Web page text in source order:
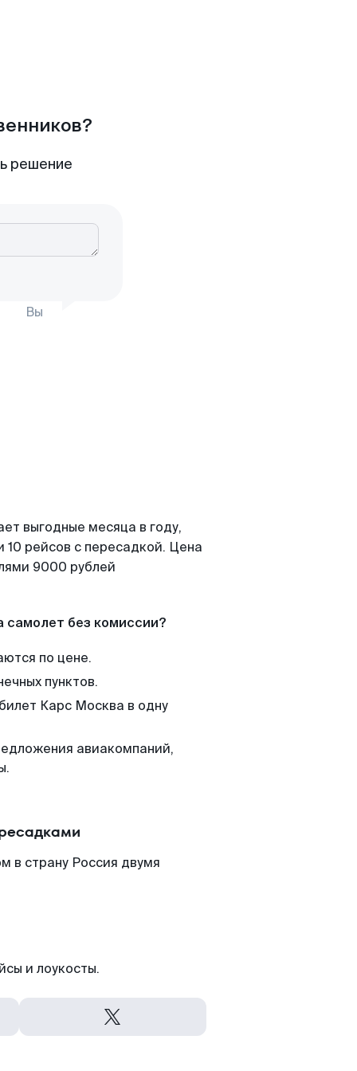
решение
Вы
выгодные месяца в году,
рейсов с пересадкой. Цена
9000 рублей
самолет без комиссии?
по цене.
пунктов.
Карс Москва в одну
авиакомпаний,
в страну Россия двумя
и лоукосты.